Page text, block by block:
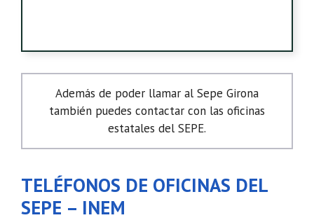
Además de poder llamar al Sepe Girona
también puedes contactar con las oficinas
estatales del SEPE.
TELÉFONOS DE OFICINAS DEL
SEPE – INEM